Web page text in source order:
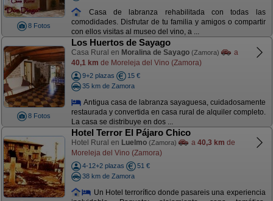
8 Fotos
Casa de labranza rehabilitada con todas las
comodidades. Disfrutar de tu familia y amigos o compartir
con ellos visitas al museo del vino, a ...
8 Fotos
Los Huertos de Sayago
Casa Rural en Moralina de Sayago (Zamora)
a
40,1 km de Moreleja del Vino (Zamora)
9+2 plazas
15 €
35 km de Zamora
Antigua casa de labranza sayaguesa, cuidadosamente
restaurada y convertida en casa rural de alquiler completo.
La casa se distribuye en dos ...
Hotel Terror El Pájaro Chico
Hotel Rural en Luelmo (Zamora) a 40,3 km de
Moreleja del Vino (Zamora)
4-12+2 plazas
51 €
38 km de Zamora
Un Hotel terrorífico donde pasareis una experiencia